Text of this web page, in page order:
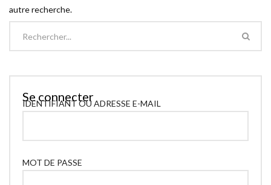
autre recherche.
Se connecter
IDENTIFIANT OU ADRESSE E-MAIL
MOT DE PASSE